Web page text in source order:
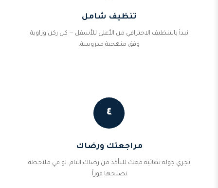
تنظيف شامل
نبدأ بالتنظيف الاحترافي من الأعلى للأسفل — كل ركن وزاوية
وفق منهجية مدروسة.
٤
مراجعتك ورضاك
نجري جولة نهائية معك للتأكد من رضاك التام. لو في ملاحظة
نصلحها فوراً.